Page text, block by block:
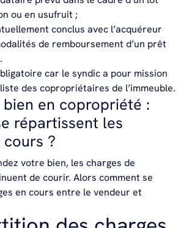
ou en usufruit ;
conclus avec l’acquéreur
de remboursement d’un prêt
car le syndic a pour mission
des copropriétaires de l’immeuble.
bien en copropriété :
répartissent les
cours ?
votre bien, les charges de
de courir. Alors comment se
en cours entre le vendeur et